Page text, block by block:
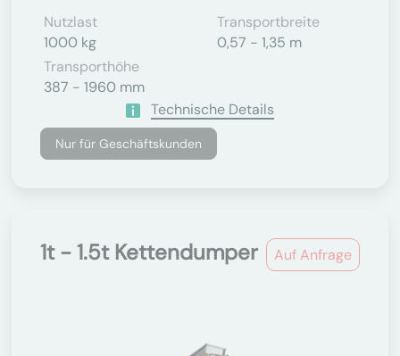
Nutzlast
1000 kg
Transportbreite
0,57 - 1,35 m
Transporthöhe
387 - 1960 mm
Technische Details
Nur für Geschäftskunden
Auf Anfrage
1t - 1.5t Kettendumper